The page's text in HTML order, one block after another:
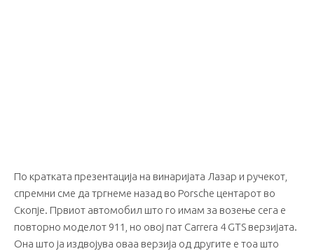
По кратката презентација на винаријата Лазар и ручекот,
спремни сме да тргнеме назад во Porsche центарот во
Скопје. Првиот автомобил што го имам за возење сега е
повторно моделот 911, но овој пат Carrera 4 GTS верзијата.
Она што ја издвојува оваа верзија од другите е тоа што